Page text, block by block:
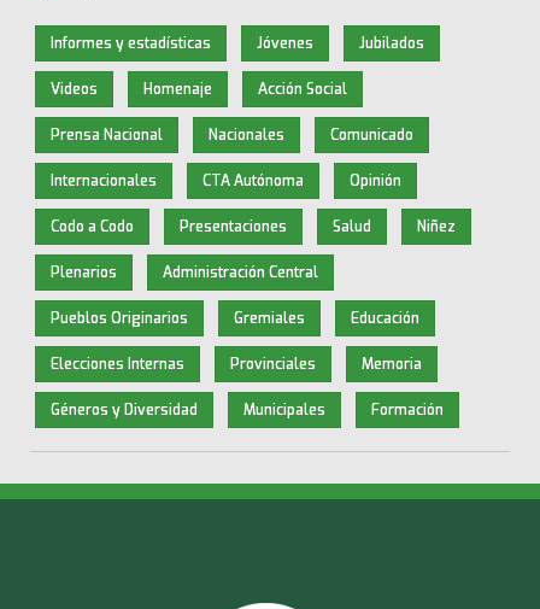
Informes y estadísticas Jóvenes Jubilados
Videos Homenaje Acción Social
Prensa Nacional Nacionales Comunicado
Internacionales CTA Autónoma Opinión
Codo a Codo Presentaciones Salud Niñez
Plenarios Administración Central
Pueblos Originarios Gremiales Educación
Elecciones Internas Provinciales Memoria
Géneros y Diversidad Municipales Formación